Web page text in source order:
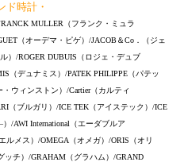
ド時計・
MULLER（フランク・ミュラ
（オーデマ・ピゲ）/JACOB＆Co．（ジェ
）/ROGER DUBUIS（ロジェ・デュブ
（デュナミス）/PATEK PHILIPPE（パテッ
ウィンストン）/Cartier（カルティ
（ブルガリ）/ICE TEK（アイステック）/ICE
/AWI International（エーダブルア
ルメス）/OMEGA（オメガ）/ORIS（オリ
ッチ）/GRAHAM（グラハム）/GRAND